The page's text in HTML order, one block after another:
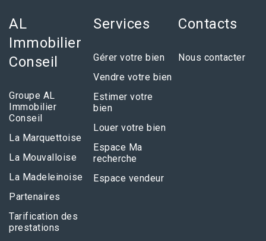
AL
Immobilier
Conseil
Groupe AL
Immobilier
Conseil
La Marquettoise
La Mouvalloise
La Madeleinoise
Partenaires
Tarification des
prestations
Services
Gérer votre bien
Vendre votre bien
Estimer votre
bien
Louer votre bien
Espace Ma
recherche
Espace vendeur
Contacts
Nous contacter